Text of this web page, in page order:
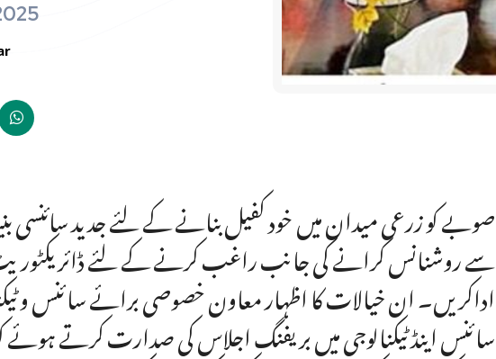
صوبے کو زرعی میدان میں خود کفیل بنانے کے لئے جدید سائنسی
سے روشنانس کرانے کی جانب راغب کرنے کے لئے ڈائریکٹوریٹ
اداکریں۔ ان خیالات کا اظہار معاون خصوصی برائے سائنس و
سائنس اینڈ ٹیکنالوجی میں بریفنگ اجلاس کی صدارت کرتے